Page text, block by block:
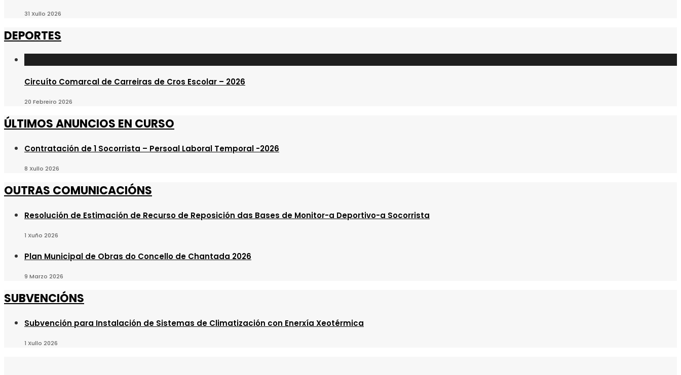
31 Xullo 2026
DEPORTES
Circuíto Comarcal de Carreiras de Cros Escolar – 2026
20 Febreiro 2026
ÚLTIMOS ANUNCIOS EN CURSO
Contratación de 1 Socorrista – Persoal Laboral Temporal -2026
8 Xullo 2026
OUTRAS COMUNICACIÓNS
Resolución de Estimación de Recurso de Reposición das Bases de Monitor-a Deportivo-a Socorrista
1 Xuño 2026
Plan Municipal de Obras do Concello de Chantada 2026
9 Marzo 2026
SUBVENCIÓNS
Subvención para Instalación de Sistemas de Climatización con Enerxía Xeotérmica
1 Xullo 2026